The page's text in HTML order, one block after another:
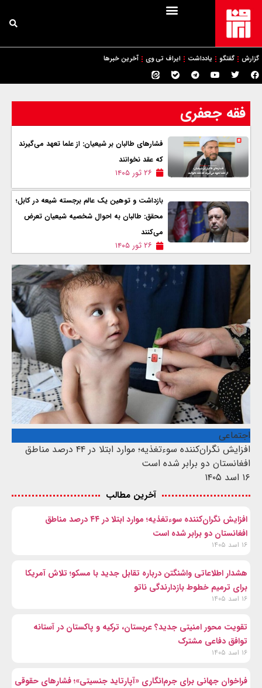
گزارش گفتگو یادداشت ایراف تی وی آخرین خبرها
فقه جعفری
فشارهای طالبان بر شیعیان: از علما تعهد می‌گیرند
که عقد نخوانند
۲۶ ثور ۱۴۰۵
بازداشت و توهین یک عالم برجسته شیعه در کابل؛
محقق: طالبان به احوال شخصیه شیعیان تعرض
می‌کنند
۲۶ ثور ۱۴۰۵
اجتماعی
افزایش نگران‌کننده سوءتغذیه؛ موارد ابتلا در ۴۴ درصد مناطق
افغانستان دو برابر شده است
۱۶ اسد ۱۴۰۵
آخرین مطالب
افزایش نگران‌کننده سوءتغذیه؛ موارد ابتلا در ۴۴ درصد مناطق
افغانستان دو برابر شده است
۱۶ اسد ۱۴۰۵
هشدار اطلاعاتی واشنگتن درباره تقابل جدید با مسکو؛ تلاش آمریکا
برای ترمیم خطوط بازدارندگی ناتو
۱۶ اسد ۱۴۰۵
تقویت محور امنیتی جدید؟ عربستان، ترکیه و پاکستان در آستانه
توافق دفاعی مشترک
۱۶ اسد ۱۴۰۵
فراخوان جهانی برای جرم‌انگاری «آپارتاید جنسیتی»؛ فشارهای حقوقی